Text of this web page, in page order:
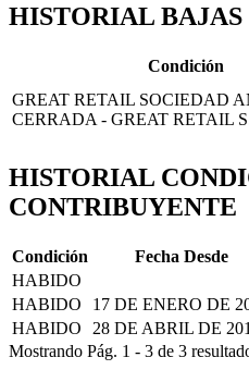
HISTORIAL BAJAS
Condición
GREAT RETAIL SOCIEDAD
CERRADA - GREAT RETAIL
HISTORIAL
CONTRIBUYENTE
Condición Fecha Desde
HABIDO
HABIDO
17 DE ENERO DE
HABIDO
28 DE ABRIL DE
Mostrando Pág. 1 - 3 de 3